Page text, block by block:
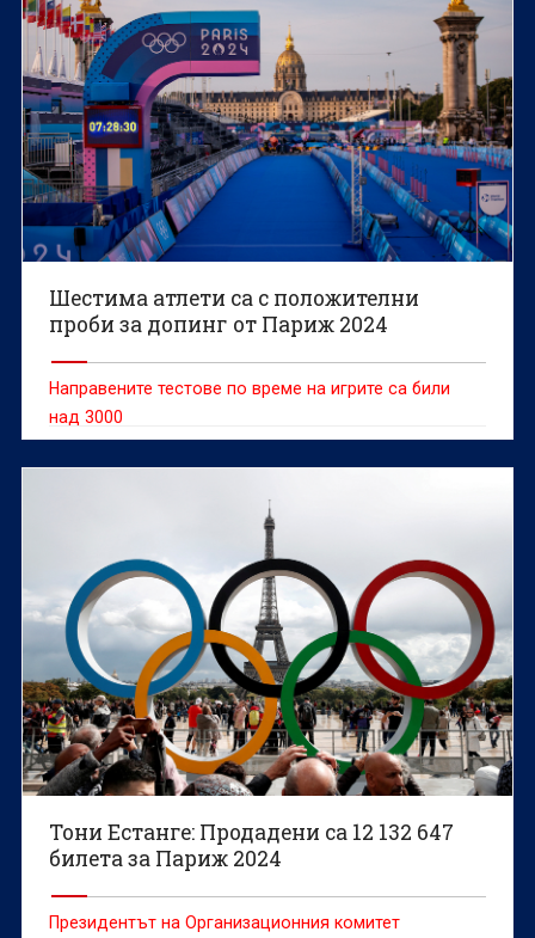
Шестима атлети са с положителни
проби за допинг от Париж 2024
Направените тестове по време на игрите са били
над 3000
Тони Естанге: Продадени са 12 132 647
билета за Париж 2024
Президентът на Организационния комитет